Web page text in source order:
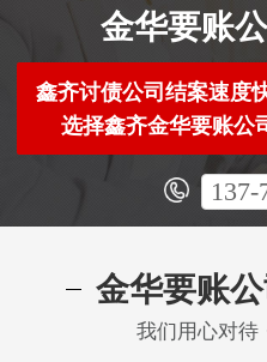
金华要账
鑫齐讨债公司结案速度
选择鑫齐金华要账公
137-
金华要账
我们用心对待